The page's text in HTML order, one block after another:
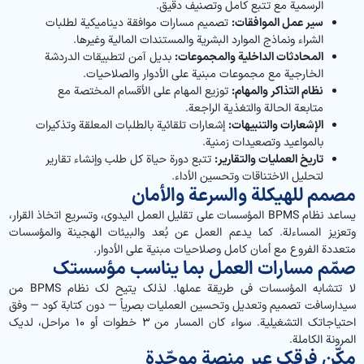
الرسمية مع تتبع كامل وتصنيف دقيق.
سير عمل الموافقات: تصميم مسارات موافقة ديناميكية لطلبات
الشراء ونماذج الموارد البشرية والمستندات المالية وغيرها.
المحادثات الداخلية والمجموعات: بديل آمن لتطبيقات الدردشة
الخارجية مع مجموعات مبنية على الأدوار والصلاحيات.
نظام التذاكر والمهام: توزيع المهام على الأقسام المختصة مع
متابعة الحالة والتغذية الراجعة.
الإشعارات والتنبيهات: إشعارات تلقائية بالطلبات المعلقة وتذكيرات
بالمواعيد وتصعيدات زمنية.
تاريخ العمليات والتقارير: تتبع دورة حياة كل طلب وإنشاء تقارير
لتحليل الاختناقات وتحسين الأداء.
مصمم للهيكلة والسرعة والأمان
يساعد نظام BPMS المؤسسات على تقليل العمل اليدوي، وتسريع اتخاذ القرار،
وتعزيز المساءلة. كما يدعم العمل عن بُعد والبيئات الهجينة والمؤسسات
متعددة الفروع مع أمان كامل وصلاحيات مبنية على الأدوار.
صمّم مسارات العمل بما يناسب مؤسستك
لا تتشابه المؤسسات في طريقة عملها. لذلك يتيح لك نظام BPMS من
سیدارسافت تصميم وتعديل وتحسين العمليات بصرياً — دون كتابة كود — وفق
احتياجاتك التشغيلية. سواء كان المسار من 3 خطوات أو 10 مراحل، لديك
المرونة الكاملة.